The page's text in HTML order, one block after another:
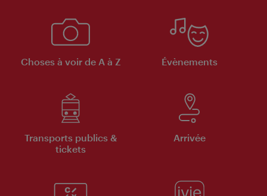
Choses à voir de A à Z Évènements
Transports publics &
tickets
Arrivée